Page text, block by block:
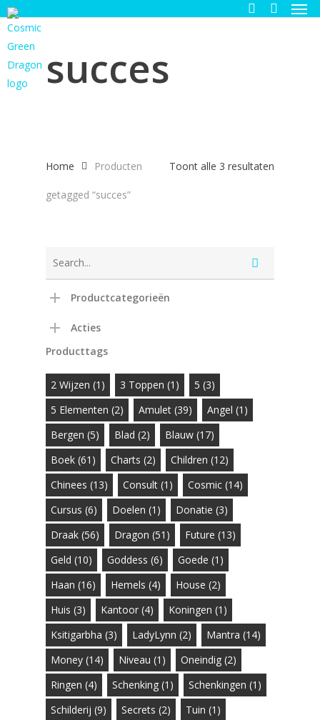
Skip
to
main
content
succes
Toont alle 3 resultaten
Home Producten
getagged “succes”
Productcategorieën
Acties
Producttags
2 Wijzen (1) 3 Toppen (1) 5 (3)
5 Elementen (2) Amulet (39) Angel (1)
Bergen (5) Blad (2) Blauw (17)
Boek (61) Charts (2) Children (12)
Chinees (13) Consult (1) Cosmic (14)
Cursus (6) Doelen (1) Donatie (3)
Draak (56) Dragon (51) Future (13)
Geld (10) Goddess (6) Goede (1)
Haan (16) Hemels (4) House (2)
Huis (3) Kantoor (4) Koningen (1)
Ksitigarbha (3) LadyLynn (2) Mantra (14)
Money (14) Niveau (1) Oneindig (2)
Ringen (4) Schenking (1) Schenkingen (1)
Schilderij (9) Secrets (2) Tuin (1)
€33.99
€29.20